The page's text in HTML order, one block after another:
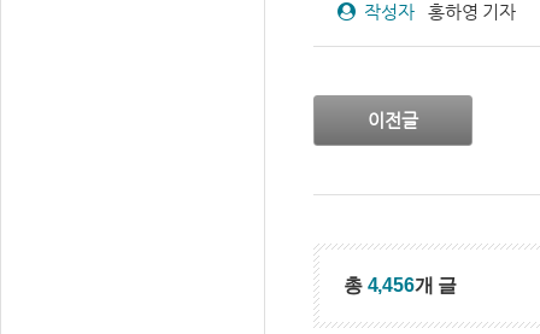
작성자홍하영 기자
이전글
총 4,456개 글